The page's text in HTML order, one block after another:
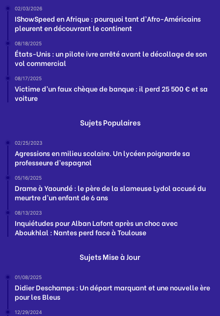
02/03/2026
IShowSpeed en Afrique : pourquoi tant d’Afro-Américains
pleurent en découvrant le continent
08/18/2025
États-Unis : un pilote ivre arrêté avant le décollage de son
vol commercial
08/17/2025
Victime d’un faux chèque de banque : il perd 25 500 € et sa
voiture
Sujets Populaires
02/25/2023
Agressions en milieu scolaire. Un lycéen poignarde sa
professeure d’espagnol
05/16/2025
Drame à Yaoundé : le père de la slameuse Lydol accusé du
meurtre d’un enfant de 6 ans
08/13/2023
Inquiétudes pour Alban Lafont après un choc avec
Aboukhlal : Nantes perd face à Toulouse
Sujets Mise à Jour
01/08/2025
Didier Deschamps : Un départ marquant et une nouvelle ère
pour les Bleus
12/29/2024